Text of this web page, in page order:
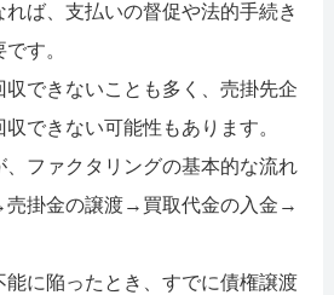
ば、支払いの督促や法的手続き
す。
収できないことも多く、売掛先企
できない可能性もあります。
ファクタリングの基本的な流れ
掛金の譲渡→買取代金の入金→
に陥ったとき、すでに債権譲渡